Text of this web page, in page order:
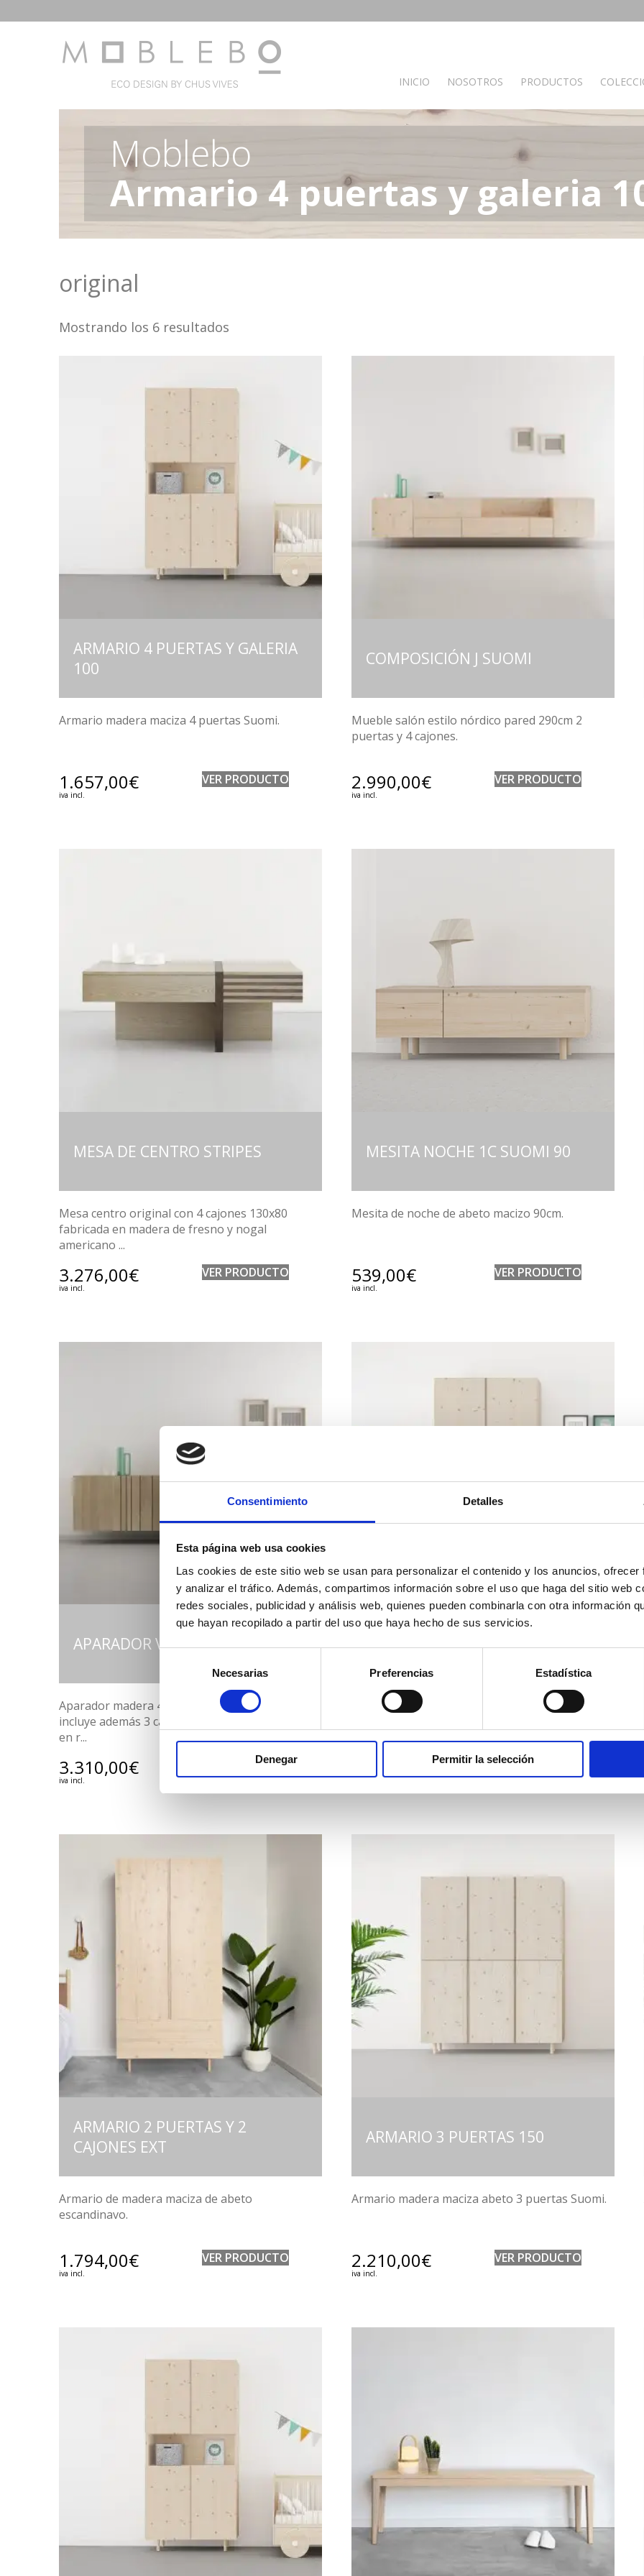
Consentimiento Detalles
Esta página web usa cookies
Las cookies de este sitio web se usan para personalizar el contenido y los anuncios,
y analizar el tráfico. Además, compartimos información sobre el uso que haga del sitio web
redes sociales, publicidad y análisis web, quienes pueden combinarla con otra información
que hayan recopilado a partir del uso que haya hecho de sus servicios.
consentimiento
Necesarias Preferencias Estadística
Denegar Permitir la selección
INICIO NOSOTROS PRODUCTOS
PRODUCTOS POR AMBIENTES
Bancos
Espejos
Mesas auxiliares
Percheros
Recibidores
Baño
Muebles de Baño
Cómoda y sinfonier
kit de mantenimiento
Moblebo
Armario 4 puertas y galeria
original
Mostrando los 6 resultados
ARMARIO 4 PUERTAS Y GALERIA
100
Armario madera maciza 4 puertas Suomi.
1.657,00€
iva incl.
VER PRODUCTO
COMPOSICIÓN J SUOMI
Mueble salón estilo nórdico pared 290cm 2
puertas y 4 cajones.
2.990,00€
iva incl.
VER PRODUCTO
MESA DE CENTRO STRIPES
Mesa centro original con 4 cajones 130x80
fabricada en madera de fresno y nogal
americano ...
3.276,00€
iva incl.
VER PRODUCTO
MESITA NOCHE 1C SUOMI 90
Mesita de noche de abeto macizo 90cm.
539,00€
iva incl.
VER PRODUCTO
APARADOR VELA
Aparador madera 4 puertas de 200cm que
incluye además 3 cajones interiores. Fabricado
en r...
3.310,00€
iva incl.
VER PRODUCTO
ARMARIO 2 PUERTAS 100
Armario madera maciza 2 puertas estilo nórdico
iva incl.
VER PRODUCTO
ARMARIO 2 PUERTAS Y 2
CAJONES EXT
Armario de madera maciza de abeto
escandinavo.
1.794,00€
iva incl.
VER PRODUCTO
ARMARIO 3 PUERTAS 150
Armario madera maciza abeto 3 puertas Suomi.
2.210,00€
iva incl.
VER PRODUCTO